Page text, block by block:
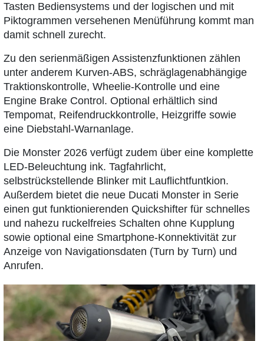
Tasten Bediensystems und der logischen und mit
Piktogrammen versehenen Menüführung kommt man
damit schnell zurecht.
Zu den serienmäßigen Assistenzfunktionen zählen
unter anderem Kurven-ABS, schräglagenabhängige
Traktionskontrolle, Wheelie-Kontrolle und eine
Engine Brake Control. Optional erhältlich sind
Tempomat, Reifendruckkontrolle, Heizgriffe sowie
eine Diebstahl-Warnanlage.
Die Monster 2026 verfügt zudem über eine komplette
LED-Beleuchtung ink. Tagfahrlicht,
selbstrückstellende Blinker mit Lauflichtfuntkion.
Außerdem bietet die neue Ducati Monster in Serie
einen gut funktionierenden Quickshifter für schnelles
und nahezu ruckelfreies Schalten ohne Kupplung
sowie optional eine Smartphone-Konnektivität zur
Anzeige von Navigationsdaten (Turn by Turn) und
Anrufen.